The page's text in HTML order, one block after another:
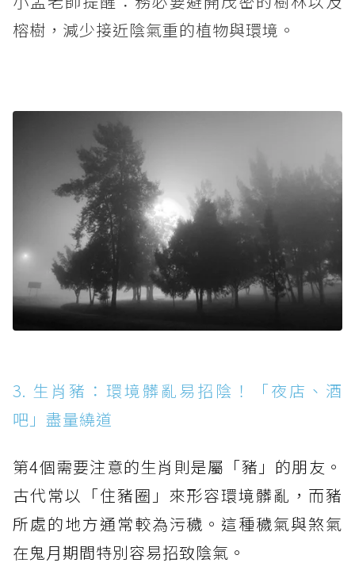
榕樹，減少接近陰氣重的植物與環境。
3. 生肖豬：環境髒亂易招陰！「夜店、酒
吧」盡量繞道
第4個需要注意的生肖則是屬「豬」的朋友。
古代常以「住豬圈」來形容環境髒亂，而豬
所處的地方通常較為污穢。這種穢氣與煞氣
在鬼月期間特別容易招致陰氣。